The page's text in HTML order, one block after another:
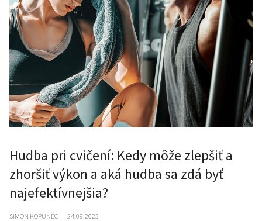
Hudba pri cvičení: Kedy môže zlepšiť a
zhoršiť výkon a aká hudba sa zdá byť
najefektívnejšia?
SIMON KOPUNEC 24.09.2023